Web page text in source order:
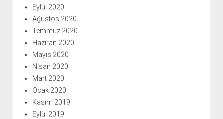
Eylül 2020
Ağustos 2020
Temmuz 2020
Haziran 2020
Mayıs 2020
Nisan 2020
Mart 2020
Ocak 2020
Kasım 2019
Eylül 2019